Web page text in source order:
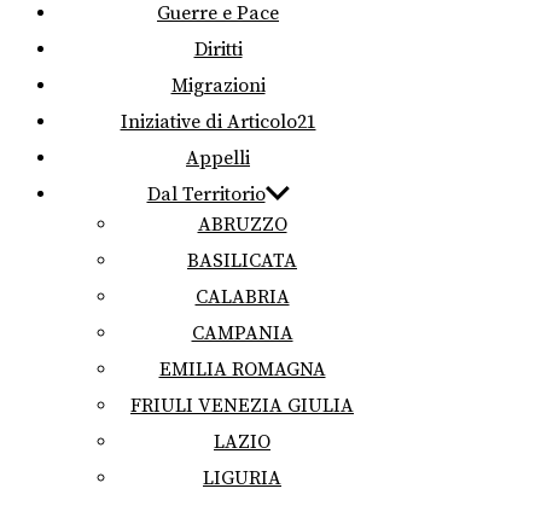
Guerre e Pace
Diritti
Migrazioni
Iniziative di Articolo21
Appelli
Dal Territorio
ABRUZZO
BASILICATA
CALABRIA
CAMPANIA
EMILIA ROMAGNA
FRIULI VENEZIA GIULIA
LAZIO
LIGURIA